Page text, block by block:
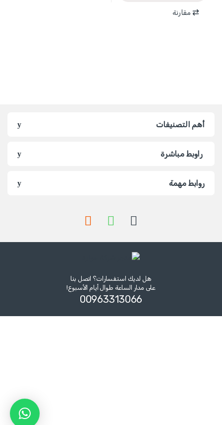
مقارنة
أهم التصنيفات
راوبط مباشرة
روابط مهمة
هل لديك استفسارات؟ اتصل بنا
على مدار الساعة طوال أيام الأسبوع!
00963313066‏